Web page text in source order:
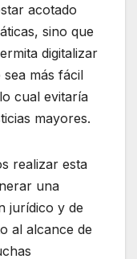
acotado
sino que
digitalizar
más fácil
cual evitaría
mayores.
realizar esta
una
jurídico y de
al alcance de